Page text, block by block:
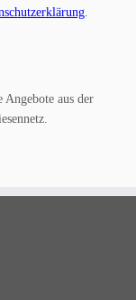
.
aus der